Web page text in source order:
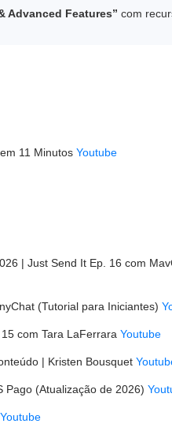
Advanced Features” com
11 Minutos Youtube
| Just Send It Ep. 16 com
(Tutorial para Iniciantes)
com Tara LaFerrara Youtube
| Kristen Bousquet
Pago (Atualização de 2026)
Youtube